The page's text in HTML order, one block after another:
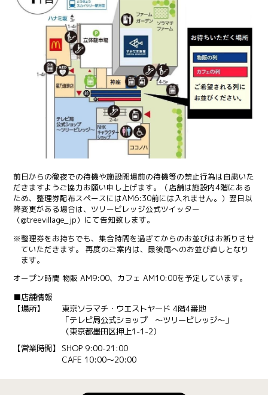
前日からの徹夜での待機や施設開場前の待機等の禁止行為は自粛いた
だきますようご協力お願い申し上げます。（店舗は施設内4階にある
ため、整理券配布スペースにはAM6:30前には入れません。）翌日以
降変更がある場合は、ツリービレッジ公式ツイッター
（@treevillage_jp）にて告知致します。
※整理券をお持ちでも、集合時間を過ぎてからのお並びはお断りさせ
ていただきます。 再度のご案内は、最後尾へのお並び直しとなり
ます。
オープン時間 物販 AM9:00、カフェ AM10:00を予定しています。
■店舗情報
【場所】
東京ソラマチ・ウエストヤード 4階4番地
「テレビ局公式ショップ ～ツリービレッジ～」
（東京都墨田区押上1-1-2）
【営業時間】
SHOP 9:00-21:00
CAFE 10:00～20:00